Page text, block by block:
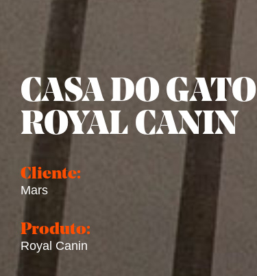
CASA DO GATO
ROYAL CANIN
Cliente:
Mars
Produto:
Royal Canin